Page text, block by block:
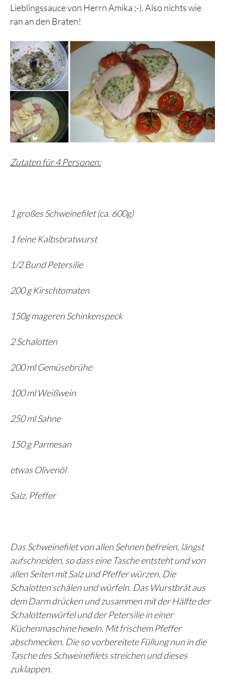
Lieblingssauce von Herrn Amika ;-). Also nichts wie
ran an den Braten!
Zutaten für 4 Personen:
1 großes Schweinefilet (ca. 600g)
1 feine Kalbsbratwurst
1/2 Bund Petersilie
200 g Kirschtomaten
150g mageren Schinkenspeck
2 Schalotten
200 ml Gemüsebrühe
100 ml Weißwein
250 ml Sahne
150 g Parmesan
etwas Olivenöl
Salz, Pfeffer
Das Schweinefilet von allen Sehnen befreien, längst
aufschneiden, so dass eine Tasche entsteht und von
allen Seiten mit Salz und Pfeffer würzen. Die
Schalotten schälen und würfeln. Das Wurstbrät aus
dem Darm drücken und zusammen mit der Hälfte der
Schalottenwürfel und der Petersilie in einer
Küchenmaschine hexeln. Mit frischem Pfeffer
abschmecken. Die so vorbereitete Füllung nun in die
Tasche des Schweinefilets streichen und dieses
zuklappen.